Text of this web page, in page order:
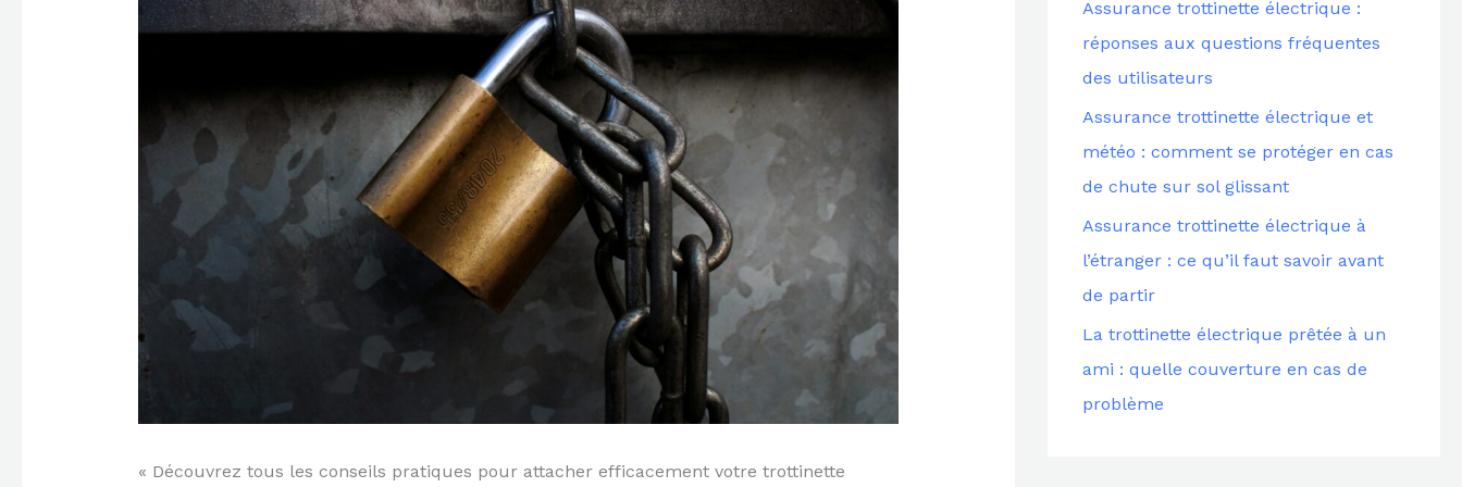
« Découvrez tous les conseils pratiques pour attacher efficacement votre trottinette
c
h
e
r
:
Assurance trottinette électrique :
réponses aux questions fréquentes
des utilisateurs
Assurance trottinette électrique et
météo : comment se protéger en cas
de chute sur sol glissant
Assurance trottinette électrique à
l’étranger : ce qu’il faut savoir avant
de partir
La trottinette électrique prêtée à un
ami : quelle couverture en cas de
problème